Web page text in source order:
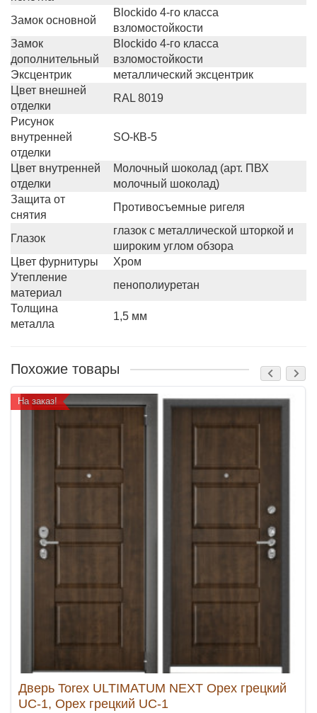
Замок основной
Blockido 4-го класса
взломостойкости
Замок
дополнительный
Blockido 4-го класса
взломостойкости
Эксцентрик
металлический эксцентрик
Цвет внешней
отделки
RAL 8019
Рисунок
внутренней
отделки
SO-КВ-5
Цвет внутренней
отделки
Молочный шоколад (арт. ПВХ
молочный шоколад)
Защита от
снятия
Противосъемные ригеля
Глазок
глазок с металлической шторкой и
широким углом обзора
Цвет фурнитуры
Хром
Утепление
материал
пенополиуретан
Толщина
металла
1,5 мм
Похожие товары
На заказ!
Дверь Torex ULTIMATUM NEXT Орех грецкий
UC-1, Орех грецкий UC-1